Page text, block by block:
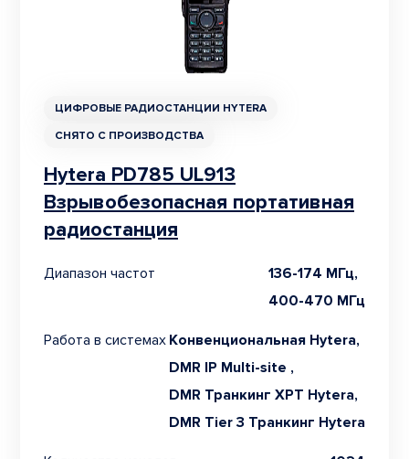
ЦИФРОВЫЕ РАДИОСТАНЦИИ HYTERA
СНЯТО С ПРОИЗВОДСТВА
Hytera PD785 UL913
Взрывобезопасная портативная
радиостанция
Диапазон частот
136-174 МГц,
400-470 МГц
Работа в системах Конвенциональная Hytera,
DMR IP Multi-site ,
DMR Транкинг XPT Hytera,
DMR Tier 3 Транкинг Hytera